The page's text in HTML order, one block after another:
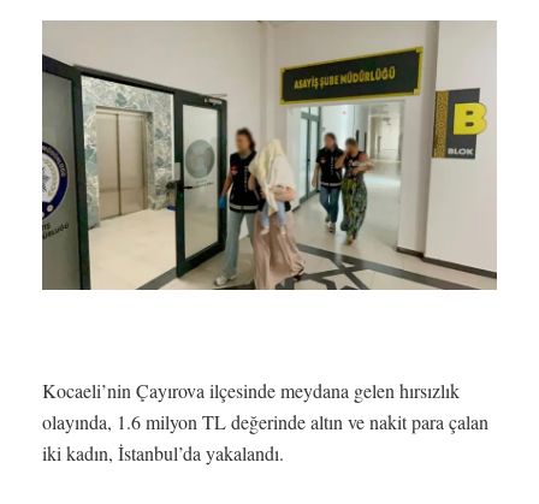
Kocaeli’nin Çayırova ilçesinde meydana gelen hırsızlık
olayında, 1.6 milyon TL değerinde altın ve nakit para çalan
iki kadın, İstanbul’da yakalandı.